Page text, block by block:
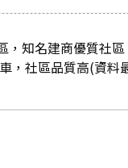
，知名建商優質社
，社區品質高(資